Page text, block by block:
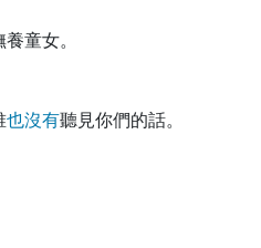
養童女。
也沒有聽見你們的話。